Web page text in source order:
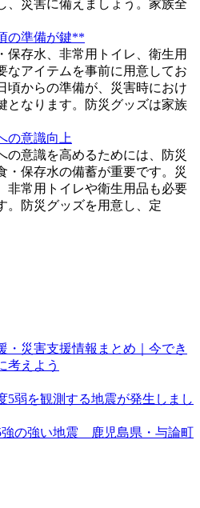
、災害に備えましょう。家族全
の準備が鍵**
保存水、非常用トイレ、衛生用
なアイテムを事前に用意してお
頃からの準備が、災害時におけ
となります。防災グッズは家族
の意識向上
の意識を高めるためには、防災
・保存水の備蓄が重要です。災
非常用トイレや衛生用品も必要
。防災グッズを用意し、定
・災害支援情報まとめ｜今でき
考えよう
5弱を観測する地震が発生しまし
強の強い地震 鹿児島県・与論町